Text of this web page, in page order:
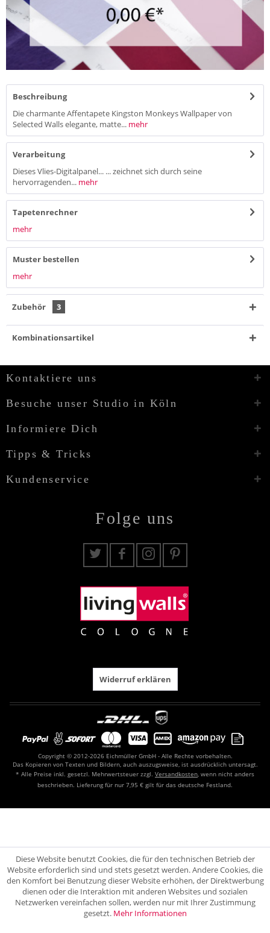
Beschreibung
Die charmante Affentapete Kingston Monkeys Wallpaper von
Selected Walls elegante, matte... mehr
Verarbeitung
Dieses Vlies-Digitalpanel... ... zeichnet sich durch seine
hervorragenden... mehr
Tapetenrechner
mehr
Muster bestellen
mehr
Zubehör 3
Kombinationsartikel
Kontaktiere uns
Besuche unser Studio in Köln
Informiere Dich
Tipps & Tricks
Kundenservice
Folge uns
Widerruf erklären
Copyright © 2012-2026 Eichmüller GmbH - Alle Rechte vorbehalten.
Das Kopieren von Texten und Bildern, auch auszugsweise, ist ausdrücklich untersagt.
* Alle Preise inkl. gesetzl. Mehrwertsteuer zzgl. Versandkosten, wenn nicht anders
beschrieben. Lieferung für nur 7,95 € gilt für das deutsche Festland.
Diese Website benutzt Cookies, die für den technischen Betrieb der
Website erforderlich sind und stets gesetzt werden. Andere Cookies, die
den Komfort bei Benutzung dieser Website erhöhen, der Direktwerbung
dienen oder die Interaktion mit anderen Websites und sozialen
Netzwerken vereinfachen sollen, werden nur mit Ihrer Zustimmung
gesetzt. Mehr Informationen